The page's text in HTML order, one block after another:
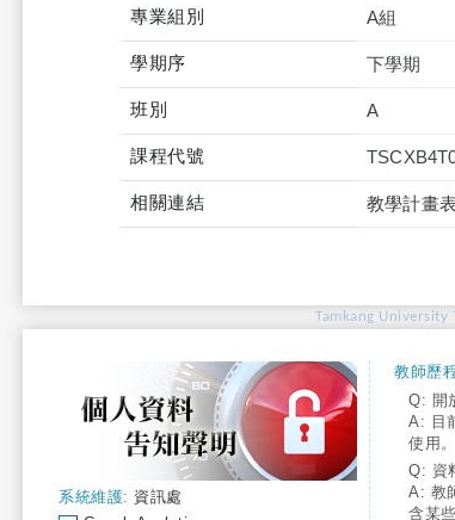
專業組別 A組
學期序 下學期
班別 A
課程代號
相關連結 教學計畫
Tamkang University
系統維護: 資訊處
教師歷
Q: 開
A: 目
使用。
Q: 資
A: 教
含某